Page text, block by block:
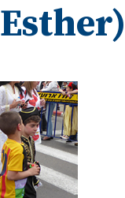
Esther)
Jongerenwerk
Het
Over ons
DE EN